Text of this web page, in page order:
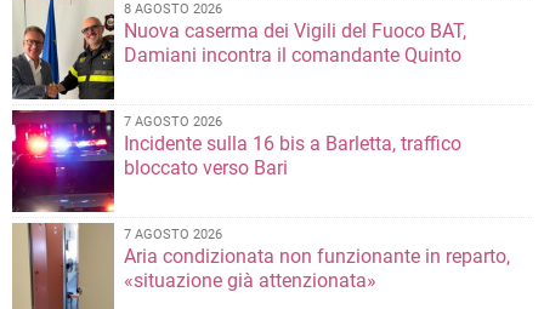
8 AGOSTO 2026
Nuova caserma dei Vigili del Fuoco BAT,
Damiani incontra il comandante Quinto
7 AGOSTO 2026
Incidente sulla 16 bis a Barletta, traffico
bloccato verso Bari
7 AGOSTO 2026
Aria condizionata non funzionante in reparto,
«situazione già attenzionata»